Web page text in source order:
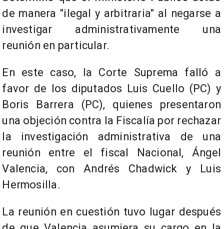
de manera "ilegal y arbitraria" al negarse a
investigar administrativamente una
reunión en particular.
En este caso, la Corte Suprema falló a
favor de los diputados Luis Cuello (PC) y
Boris Barrera (PC), quienes presentaron
una objeción contra la Fiscalía por rechazar
la investigación administrativa de una
reunión entre el fiscal Nacional, Ángel
Valencia, con Andrés Chadwick y Luis
Hermosilla.
La reunión en cuestión tuvo lugar después